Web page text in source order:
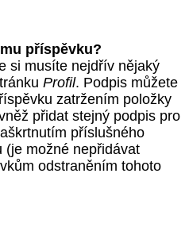
příspěvku?
si musíte nejdřív nějaký
Profil. Podpis můžete
zatržením položky
přidat stejný podpis pro
příslušného
(je možné nepřidávat
odstraněním tohoto